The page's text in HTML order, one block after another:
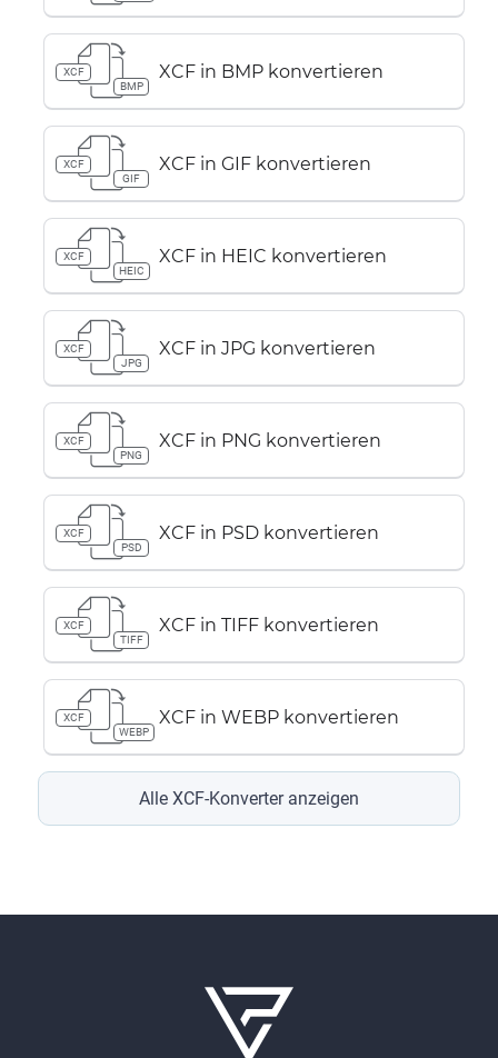
XCF
BMP
XCF in BMP konvertieren
XCF
GIF
XCF in GIF konvertieren
XCF
HEIC
XCF in HEIC konvertieren
XCF
JPG
XCF in JPG konvertieren
XCF
PNG
XCF in PNG konvertieren
XCF
PSD
XCF in PSD konvertieren
XCF
TIFF
XCF in TIFF konvertieren
XCF
WEBP
XCF in WEBP konvertieren
Alle XCF-Konverter anzeigen